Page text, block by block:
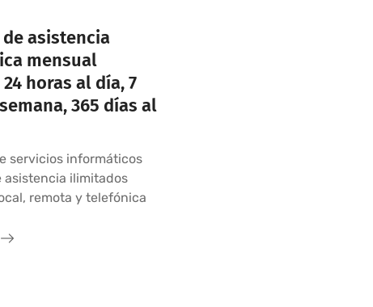
asistencia
mensual
horas al día, 7
365 días al
servicios informáticos
asistencia ilimitados
remota y telefónica